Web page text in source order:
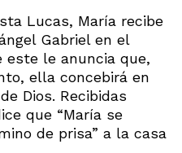
Lucas, María recibe
Gabriel en el
este le anuncia que,
ella concebirá en
Dios. Recibidas
que “María se
de prisa” a la casa